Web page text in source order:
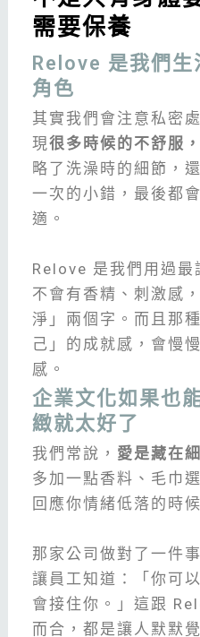
需要保養
Relove 是我們
角色
其實我們會注意私密
現很多時候的不舒服
略了洗澡時的細節，
一次的小錯，最後都
適。
Relove 是我們用過最
不會有香精、刺激感
淨」兩個字。而且那
己」的成就感，會慢
感。
企業文化如果也
緻就太好了
我們常說， 愛是藏在
多加一點香料、毛巾
回應你情緒低落的時
那家公司做對了一件
讓員工知道：「你可
會接住你。」這跟
而合，都是讓人默默